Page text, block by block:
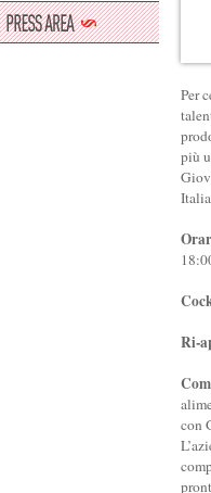
Per
più
Ri-
con